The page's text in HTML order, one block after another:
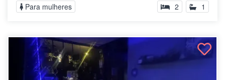
Para mulheres 2 1